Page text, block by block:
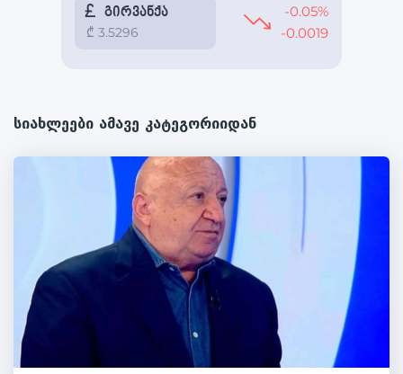
სიახლეები ამავე კატეგორიიდან